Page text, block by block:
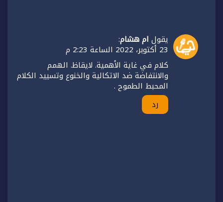
يقول ام هشام:
23 أكتوبر، 2022 الساعة 2:23 م
كلام في غاية الأهمية. لايقاظ. الهمم
والانتفاضة ضد الاتكالية والخنوع وتسييد الكلام
المحبط الطموح .
رد